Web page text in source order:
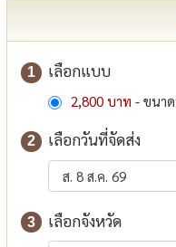
1 เลือกแบบ
2,800 บาท - ขนา
2 เลือกวันที่จัดส่ง
3 เลือกจังหวัด